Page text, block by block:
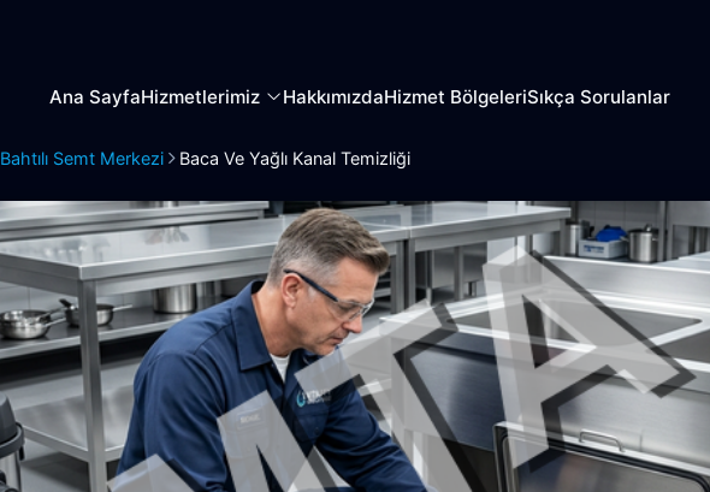
Ana SayfaHizmetlerimiz HakkımızdaHizmet BölgeleriSıkça Sorulanlar
Bahtılı Semt Merkezi Baca Ve Yağlı Kanal Temizliği